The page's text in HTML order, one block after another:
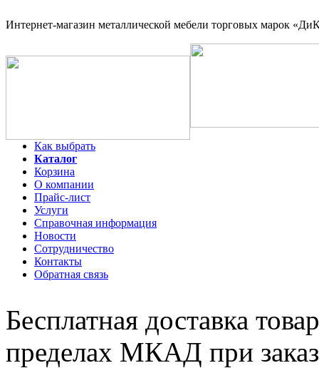
Интернет-магазин металлической мебели торговых марок
Как выбрать
Каталог
Корзина
О компании
Прайс-лист
Услуги
Справочная информация
Новости
Сотрудничество
Контакты
Обратная связь
Бесплатная доставка
пределах МКАД при